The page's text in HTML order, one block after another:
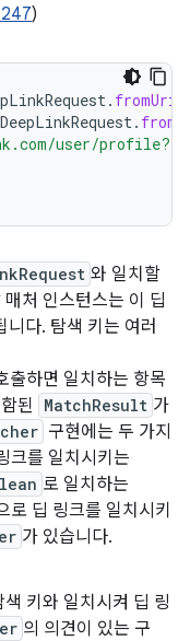
)
.
DeepLinkRequest.
user/
와 일치할
처 인스턴스는 이 딥
다. 탐색 키는 여러
출하면 일치하는 항목
된 MatchResult 가
구현에는 두 가지
크를 일치시키는
로 일치하는
로 딥 링크를 일치시키
가 있습니다.
키와 일치시켜 딥 링
의 의견이 있는 구